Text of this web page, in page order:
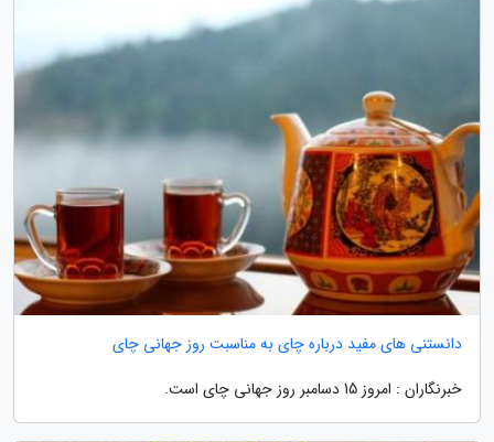
دانستنی های مفید درباره چای به مناسبت روز جهانی چای
خبرنگاران : امروز 15 دسامبر روز جهانی چای است.